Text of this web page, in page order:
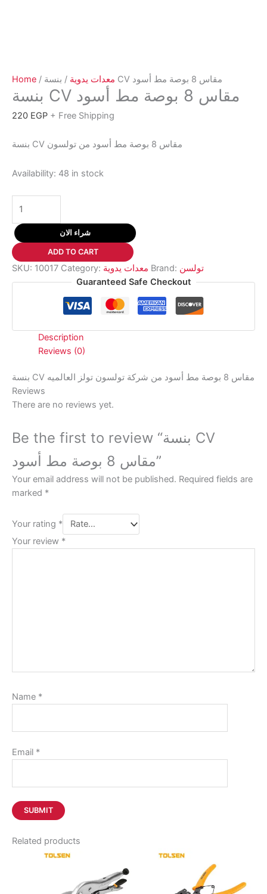
Home / معدات يدوية / بنسة CV مقاس 8 بوصة مط أسود
بنسة CV مقاس 8 بوصة مط أسود
220 EGP + Free Shipping
بنسة CV مقاس 8 بوصة مط أسود من تولسون
Availability: 48 in stock
CV
مقاس
8
بوصة
مط
أسود
شراء الان
ADD TO CART
SKU: 10017 Category: معدات يدوية Brand: تولسن
Guaranteed Safe Checkout
Description
Reviews (0)
بنسة CV مقاس 8 بوصة مط أسود من شركة تولسون تولز العالميه
Reviews
There are no reviews yet.
Be the first to review “بنسة CV
مقاس 8 بوصة مط أسود”
Your email address will not be published. Required fields are
marked *
Your rating *
Your review *
Name *
Email *
Related products